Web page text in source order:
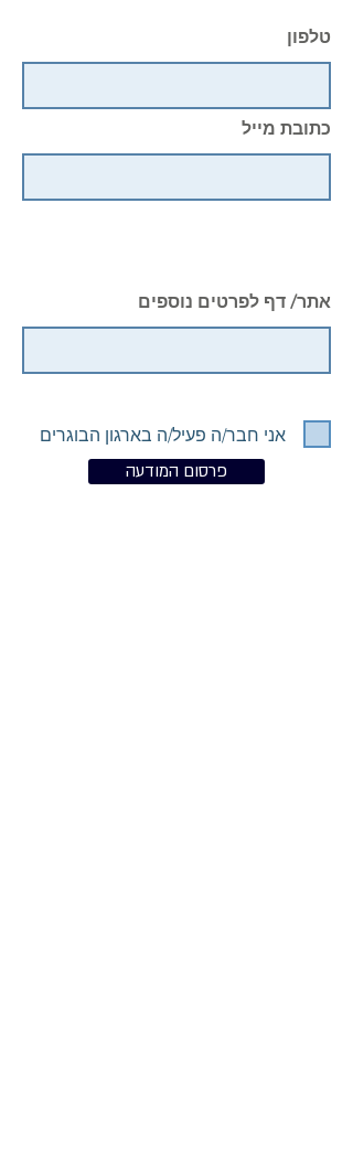
טלפון
כתובת מייל
אתר/ דף לפרטים נוספים
אני חבר/ה פעיל/ה בארגון הבוגרים
פרסום המודעה